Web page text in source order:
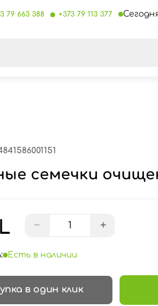
79 663 388 +373 79 113 377
семечки
− +
Есть в наличии
в один клик